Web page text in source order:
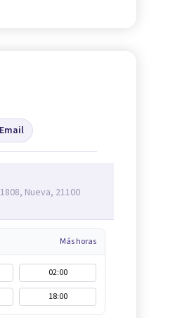
Email
Nueva, 21100
Más horas
02:00
18:00